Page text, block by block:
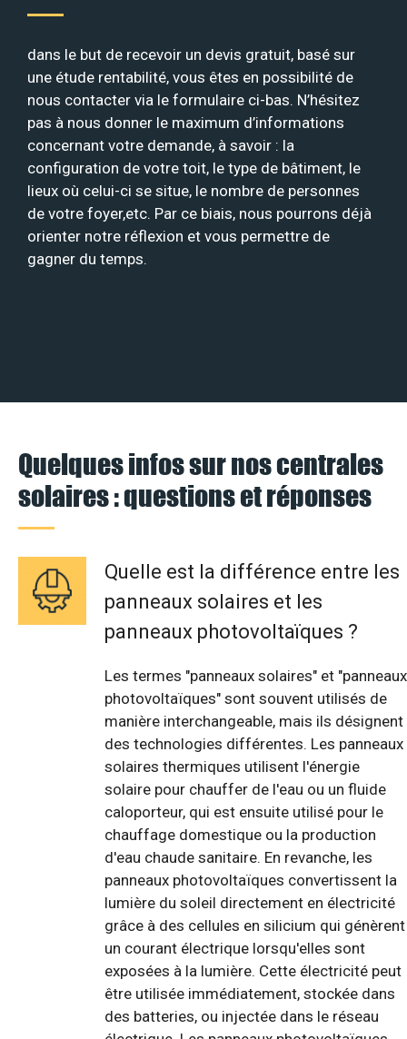
dans le but de recevoir un devis gratuit, basé sur
une étude rentabilité, vous êtes en possibilité de
nous contacter via le formulaire ci-bas. N’hésitez
pas à nous donner le maximum d’informations
concernant votre demande, à savoir : la
configuration de votre toit, le type de bâtiment, le
lieux où celui-ci se situe, le nombre de personnes
de votre foyer,etc. Par ce biais, nous pourrons déjà
orienter notre réflexion et vous permettre de
gagner du temps.
Quelques infos sur nos centrales
solaires : questions et réponses
Quelle est la différence entre les
panneaux solaires et les
panneaux photovoltaïques ?
Les termes "panneaux solaires" et "panneaux
photovoltaïques" sont souvent utilisés de
manière interchangeable, mais ils désignent
des technologies différentes. Les panneaux
solaires thermiques utilisent l'énergie
solaire pour chauffer de l'eau ou un fluide
caloporteur, qui est ensuite utilisé pour le
chauffage domestique ou la production
d'eau chaude sanitaire. En revanche, les
panneaux photovoltaïques convertissent la
lumière du soleil directement en électricité
grâce à des cellules en silicium qui génèrent
un courant électrique lorsqu'elles sont
exposées à la lumière. Cette électricité peut
être utilisée immédiatement, stockée dans
des batteries, ou injectée dans le réseau